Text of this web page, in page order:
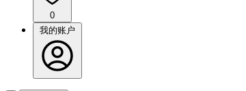
0
我的账户